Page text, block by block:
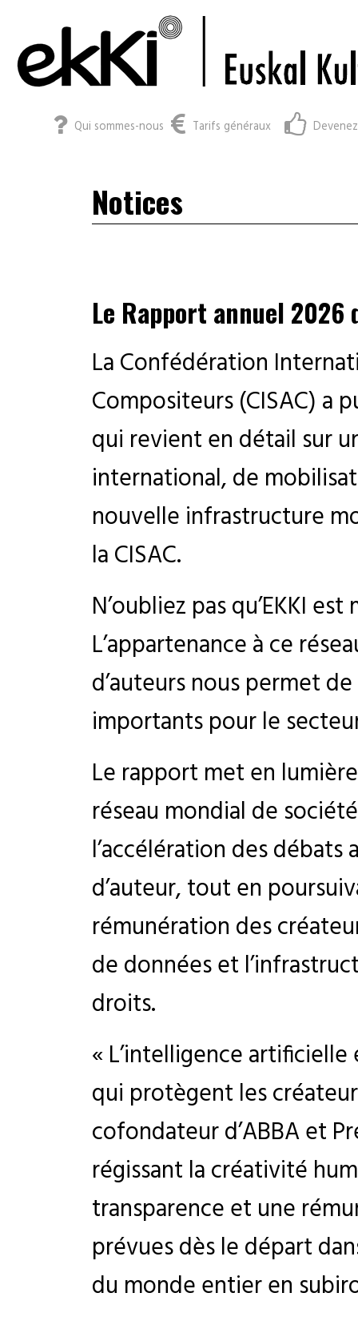
Qui sommes-nous Tarifs généraux
Notices
Le Rapport annuel 2026
La Confédération
Compositeurs (CISAC) a
qui revient en détail sur
international, de
nouvelle infrastructure
la CISAC.
N’oubliez pas qu’EKKI
L’appartenance à ce
d’auteurs nous permet
importants pour le
Le rapport met en
réseau mondial de
l’accélération des
d’auteur, tout en
rémunération des
de données et
droits.
« L’intelligence
qui protègent les
cofondateur d’ABBA et
régissant la créativité
transparence et une
prévues dès le départ
du monde entier en